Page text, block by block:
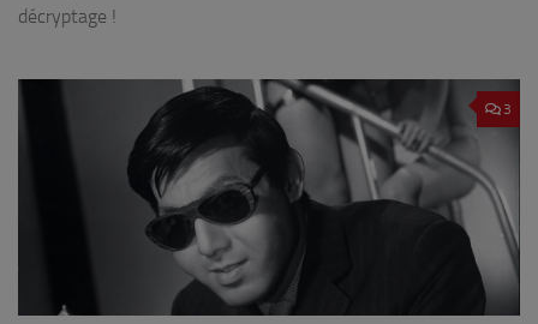
décryptage !
3